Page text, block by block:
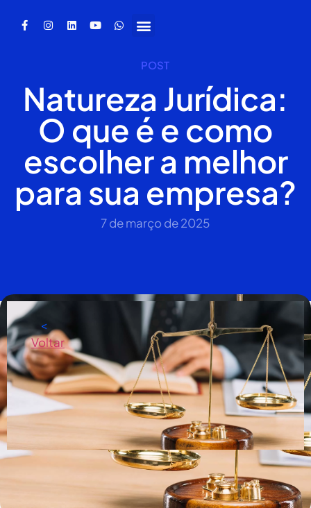
<
Voltar
POST
Natureza Jurídica:
O que é e como
escolher a melhor
para sua empresa?
7 de março de 2025